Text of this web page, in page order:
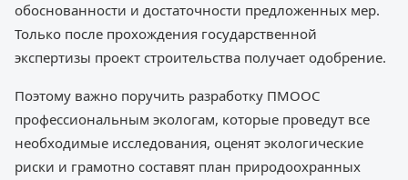
обоснованности и достаточности предложенных мер.
Только после прохождения государственной
экспертизы проект строительства получает одобрение.
Поэтому важно поручить разработку ПМООС
профессиональным экологам, которые проведут все
необходимые исследования, оценят экологические
риски и грамотно составят план природоохранных